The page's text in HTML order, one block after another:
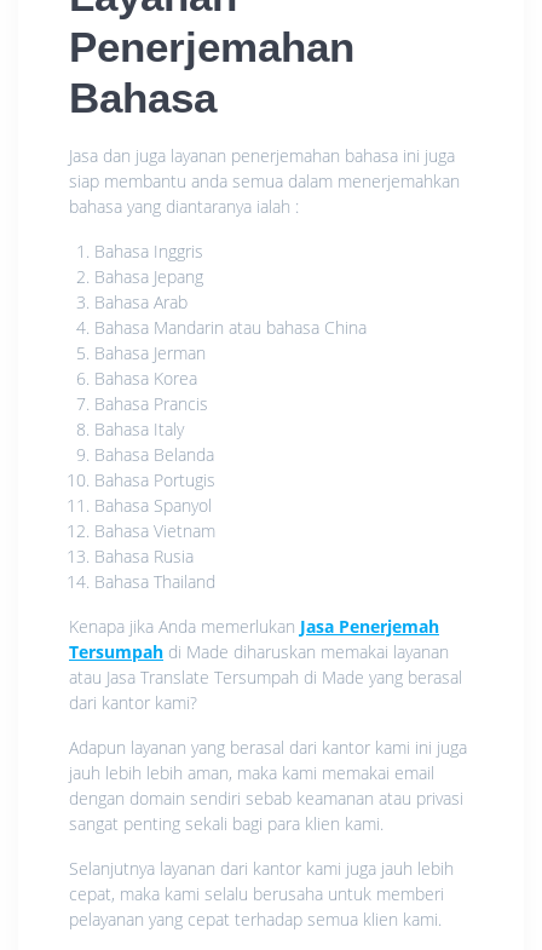
Penerjemahan
Bahasa
Jasa dan juga layanan penerjemahan bahasa ini juga
siap membantu anda semua dalam menerjemahkan
bahasa yang diantaranya ialah :
Bahasa Inggris
Bahasa Jepang
Bahasa Arab
Bahasa Mandarin atau bahasa China
Bahasa Jerman
Bahasa Korea
Bahasa Prancis
Bahasa Italy
Bahasa Belanda
Bahasa Portugis
Bahasa Spanyol
Bahasa Vietnam
Bahasa Rusia
Bahasa Thailand
Kenapa jika Anda memerlukan Jasa Penerjemah
Tersumpah di Made diharuskan memakai layanan
atau Jasa Translate Tersumpah di Made yang berasal
dari kantor kami?
Adapun layanan yang berasal dari kantor kami ini juga
jauh lebih lebih aman, maka kami memakai email
dengan domain sendiri sebab keamanan atau privasi
sangat penting sekali bagi para klien kami.
Selanjutnya layanan dari kantor kami juga jauh lebih
cepat, maka kami selalu berusaha untuk memberi
pelayanan yang cepat terhadap semua klien kami.